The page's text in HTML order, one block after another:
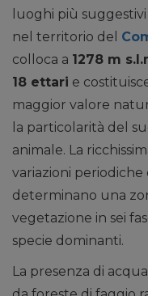
luoghi più
nel territorio del
colloca a 1278 m
18 ettari e
maggior valore
la particolarità del
animale. La
variazioni periodiche
determinano una
vegetazione in sei
specie dominanti.
La presenza di